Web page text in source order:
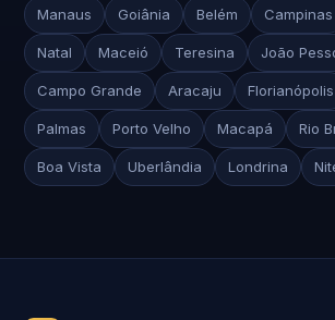
Manaus Goiânia Belém Campinas
Natal Maceió Teresina João
Campo Grande Aracaju Florianópolis
Palmas Porto Velho Macapá Rio
Boa Vista Uberlândia Londrina